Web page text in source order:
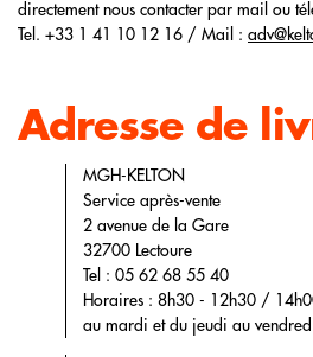
directement nous contacter par mail ou
Tel. +33 1 41 10 12 16 / Mail :
Adresse de
MGH-KELTON
Service après-vente
2 avenue de la Gare
32700 Lectoure
Tel : 05 62 68 55 40
Horaires : 8h30 - 12h30 /
au mardi et du jeudi au